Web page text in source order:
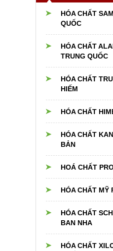
HÓA CHẤT
QUỐC
HÓA CHẤT
TRUNG QUỐC
HÓA CHẤT
HIẾM
HÓA CHẤT
HÓA CHẤT
BẢN
HOÁ CHẤT
HÓA CHẤT MỸ
HÓA CHẤT
BAN NHA
HÓA CHẤT